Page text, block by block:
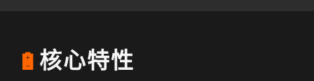
🔋 核心特性